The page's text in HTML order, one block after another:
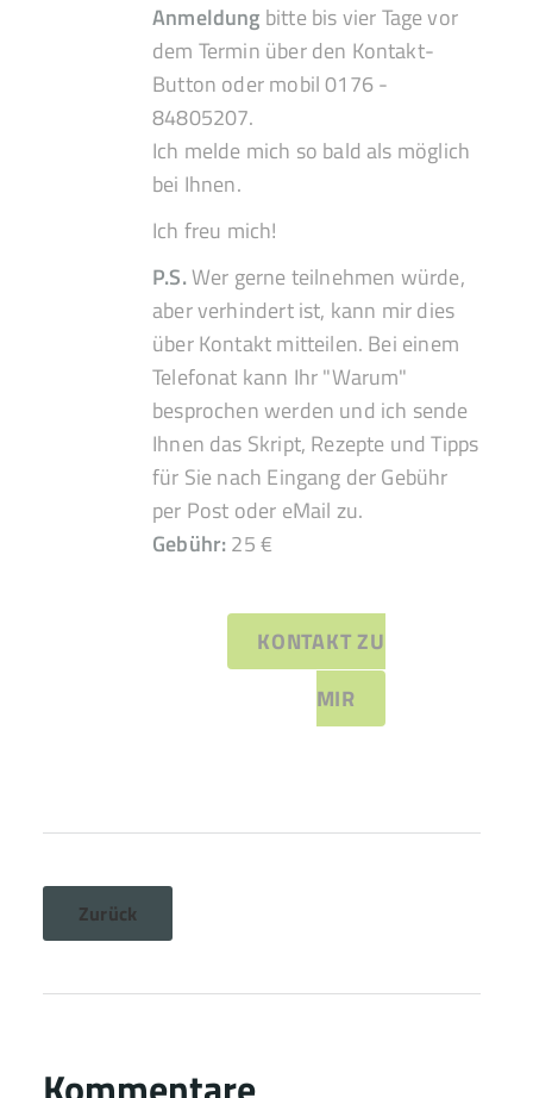
Anmeldung bitte bis vier Tage vor
dem Termin über den Kontakt-
Button oder mobil 0176 -
84805207.
Ich melde mich so bald als möglich
bei Ihnen.
Ich freu mich!
P.S.Wer gerne teilnehmen würde,
aber verhindert ist, kann mir dies
über Kontakt mitteilen. Bei einem
Telefonat kann Ihr "Warum"
besprochen werden und ich sende
Ihnen das Skript, Rezepte und Tipps
für Sie nach Eingang der Gebühr
per Post oder eMail zu.
Gebühr:25 €
KONTAKT ZU
MIR
Zurück